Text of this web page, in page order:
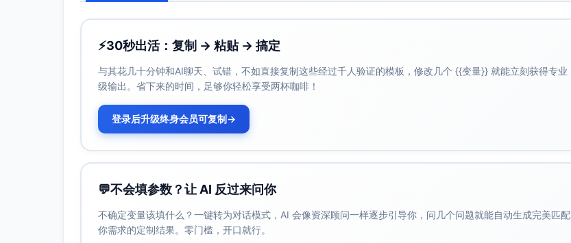
方案四：场景共鸣型
标题：开会不再尴尬：金句+错句替换，周报一图说清
适用场景：会议季/周一发布、面向有汇报压力的用户群。
标题：周报写不好？这份清单3步提升价值感与存在感
创作思路：问句制造共鸣与好奇，突出“清单”与“3步”降低门槛，直接承诺“价值感与存在感”这一核心收益。
适用场景：转化收藏与关注、适合在视频末尾引导领取清单/模板。
预估点击表现：方案一与方案二在广泛人群中点击率较高；方案三在精准人群（新晋主管）转化与完播更
优；方案四适合在会议节点提升互动；方案五适合提高收藏率。
改进建议：
⚡30秒出活：复制 → 粘贴 → 搞定
与其花几十分钟和AI聊天、试错，不如直接复制这些经过千人验证的模板，修改几个 {{变量}} 就能立刻获得专业
级输出。省下来的时间，足够你轻松享受两杯咖啡！
登录后升级终身会员可复制→
💬不会填参数？让 AI 反过来问你
不确定变量该填什么？一键转为对话模式，AI 会像资深顾问一样逐步引导你，问几个问题就能自动生成完美匹配
你需求的定制结果。零门槛，开口就行。